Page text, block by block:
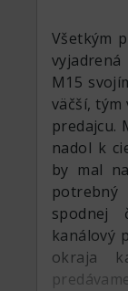
Všetkým
M15
väčší,
predajcu.
nadol k
by mal
spodnej
kanálový
okraja